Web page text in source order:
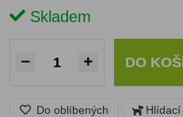
Skladem
DO
Do oblíbených Hlídací